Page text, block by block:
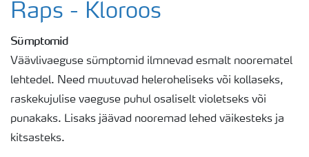
Raps - Kloroos
Sümptomid
Väävlivaeguse sümptomid ilmnevad esmalt noorematel
lehtedel. Need muutuvad heleroheliseks või kollaseks,
raskekujulise vaeguse puhul osaliselt violetseks või
punakaks. Lisaks jäävad nooremad lehed väikesteks ja
kitsasteks.